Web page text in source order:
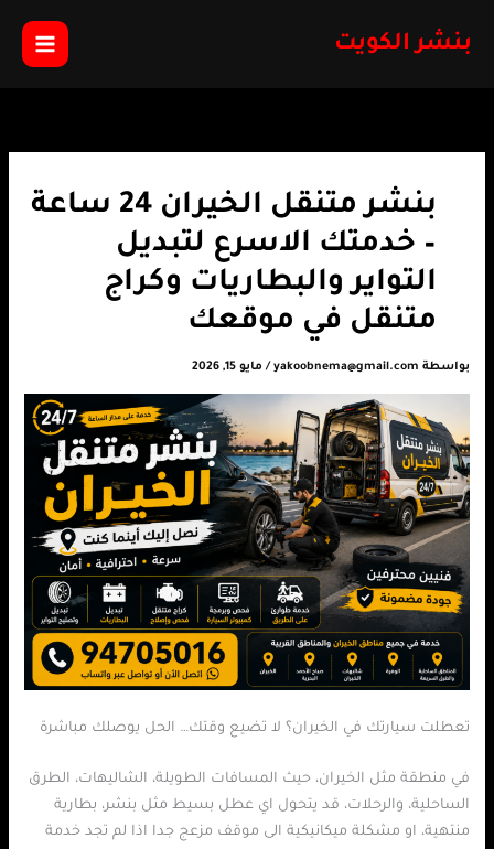
بنشر الكويت
بنشر متنقل الخيران 24 ساعة
– خدمتك الاسرع لتبديل
التواير والبطاريات وكراج
متنقل في موقعك
بواسطة yakoobnema@gmail.com
/ مايو 15, 2026
تعطلت سيارتك في الخيران؟ لا تضيع وقتك… الحل يوصلك مباشرة
في منطقة مثل الخيران، حيث المسافات الطويلة، الشاليهات، الطرق
الساحلية، والرحلات، قد يتحول اي عطل بسيط مثل بنشر، بطارية
منتهية، او مشكلة ميكانيكية الى موقف مزعج جدا اذا لم تجد خدمة